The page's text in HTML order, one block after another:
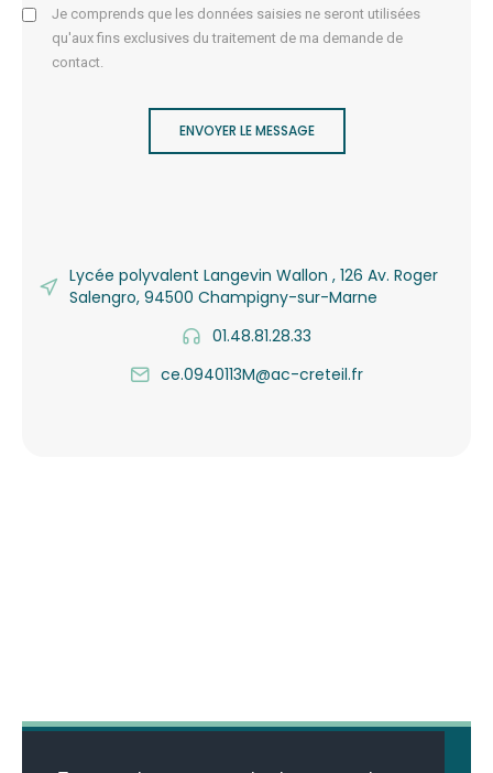
Je comprends que les données saisies ne seront utilisées
qu'aux fins exclusives du traitement de ma demande de
contact.
ENVOYER LE MESSAGE
Lycée polyvalent Langevin Wallon , 126 Av. Roger
Salengro, 94500 Champigny-sur-Marne
01.48.81.28.33
ce.0940113M@ac-creteil.fr